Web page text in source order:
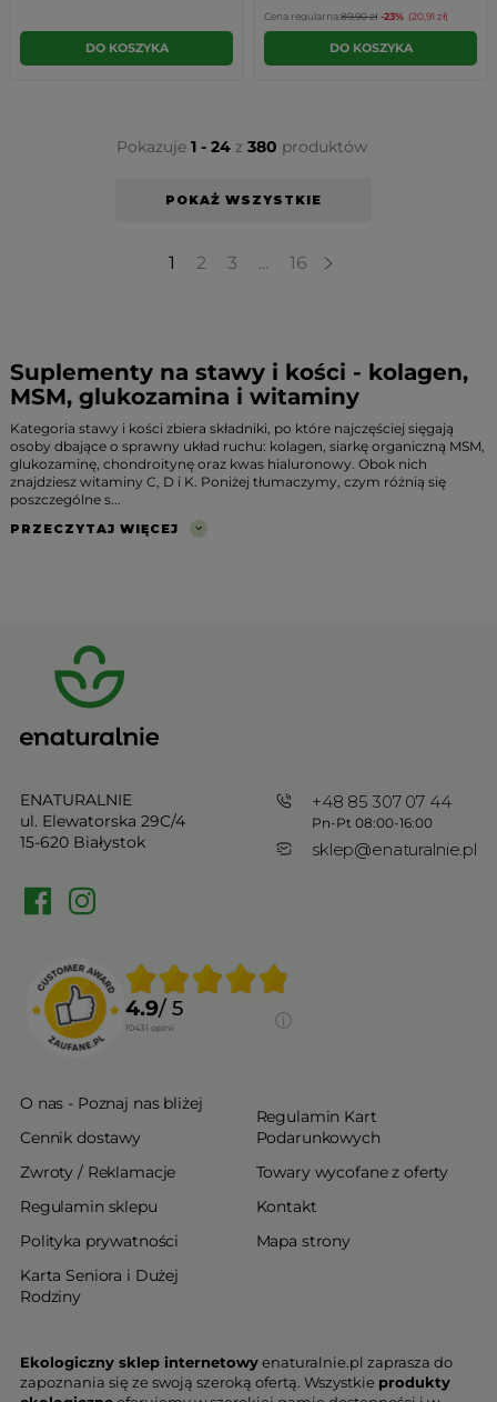
DO KOSZYKA
Cena regularna:89,90 zł -23% (20,91 zł)
DO KOSZYKA
Pokazuje 1 - 24z 380 produktów
POKAŻ WSZYSTKIE
1 2 3 ... 16
Suplementy na stawy i kości - kolagen,
MSM, glukozamina i witaminy
Kategoria stawy i kości zbiera składniki, po które najczęściej sięgają
osoby dbające o sprawny układ ruchu: kolagen, siarkę organiczną MSM,
glukozaminę, chondroitynę oraz kwas hialuronowy. Obok nich
znajdziesz witaminy C, D i K. Poniżej tłumaczymy, czym różnią się
poszczególne s...
PRZECZYTAJ WIĘCEJ
ENATURALNIE
ul. Elewatorska 29C/4
15-620 Białystok
+48 85 307 07 44
Pn-Pt 08:00-16:00
sklep@enaturalnie.pl
4.9/ 5
10431 opinii
O nas - Poznaj nas bliżej
Cennik dostawy
Zwroty / Reklamacje
Regulamin sklepu
Polityka prywatności
Karta Seniora i Dużej
Rodziny
Regulamin Kart
Podarunkowych
Towary wycofane z oferty
Kontakt
Mapa strony
Ekologiczny sklep internetowyenaturalnie.pl zaprasza do
zapoznania się ze swoją szeroką ofertą. Wszystkie produkty